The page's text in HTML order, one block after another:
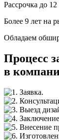
Рассрочка до
Более 9 лет на
Обладаем
Процесс
в